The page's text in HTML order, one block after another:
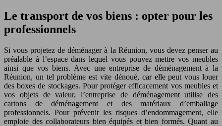
Le transport de vos biens : opter pour les
professionnels
Si vous projetez de déménager à la Réunion, vous devez penser au
préalable à l’espace dans lequel vous pouvez mettre vos meubles
ainsi que vos biens. Avec une entreprise de déménagement à la
Réunion, un tel problème est vite dénoué, car elle peut vous louer
des boxes de stockages. Pour protéger efficacement vos meubles et
vos objets de valeur, l’entreprise de déménagement utilise des
cartons de déménagement et des matériaux d’emballage
professionnels. Pour prévenir les risques d’endommagement, elle
emploie des collaborateurs bien équipés et bien formés. Quant au